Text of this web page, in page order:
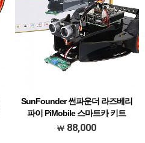
SunFounder 썬파운더 라즈베리
파이 PiMobile 스마트카 키트
(CN0160D)
88,000